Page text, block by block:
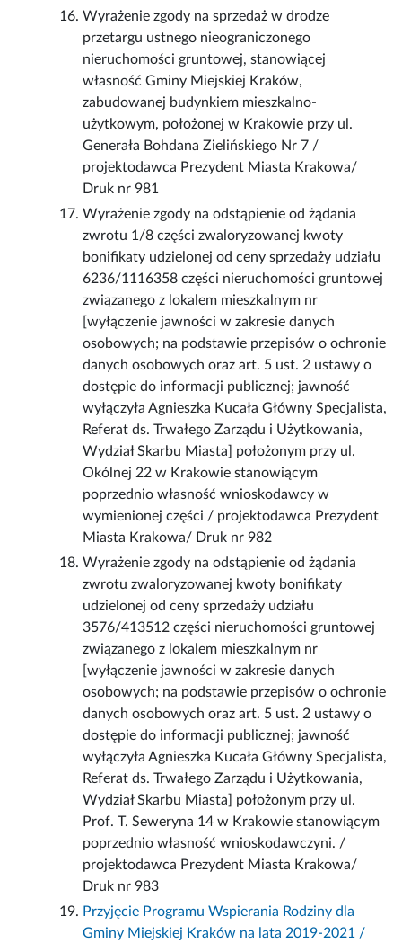
Wyrażenie zgody na sprzedaż w drodze
przetargu ustnego nieograniczonego
nieruchomości gruntowej, stanowiącej
własność Gminy Miejskiej Kraków,
zabudowanej budynkiem mieszkalno-
użytkowym, położonej w Krakowie przy ul.
Generała Bohdana Zielińskiego Nr 7 /
projektodawca Prezydent Miasta Krakowa/
Druk nr 981
Wyrażenie zgody na odstąpienie od żądania
zwrotu 1/8 części zwaloryzowanej kwoty
bonifikaty udzielonej od ceny sprzedaży udziału
6236/1116358 części nieruchomości gruntowej
związanego z lokalem mieszkalnym nr
[wyłączenie jawności w zakresie danych
osobowych; na podstawie przepisów o ochronie
danych osobowych oraz art. 5 ust. 2 ustawy o
dostępie do informacji publicznej; jawność
wyłączyła Agnieszka Kucała Główny Specjalista,
Referat ds. Trwałego Zarządu i Użytkowania,
Wydział Skarbu Miasta] położonym przy ul.
Okólnej 22 w Krakowie stanowiącym
poprzednio własność wnioskodawcy w
wymienionej części / projektodawca Prezydent
Miasta Krakowa/ Druk nr 982
Wyrażenie zgody na odstąpienie od żądania
zwrotu zwaloryzowanej kwoty bonifikaty
udzielonej od ceny sprzedaży udziału
3576/413512 części nieruchomości gruntowej
związanego z lokalem mieszkalnym nr
[wyłączenie jawności w zakresie danych
osobowych; na podstawie przepisów o ochronie
danych osobowych oraz art. 5 ust. 2 ustawy o
dostępie do informacji publicznej; jawność
wyłączyła Agnieszka Kucała Główny Specjalista,
Referat ds. Trwałego Zarządu i Użytkowania,
Wydział Skarbu Miasta] położonym przy ul.
Prof. T. Seweryna 14 w Krakowie stanowiącym
poprzednio własność wnioskodawczyni. /
projektodawca Prezydent Miasta Krakowa/
Druk nr 983
Przyjęcie Programu Wspierania Rodziny dla
Gminy Miejskiej Kraków na lata 2019-2021 /